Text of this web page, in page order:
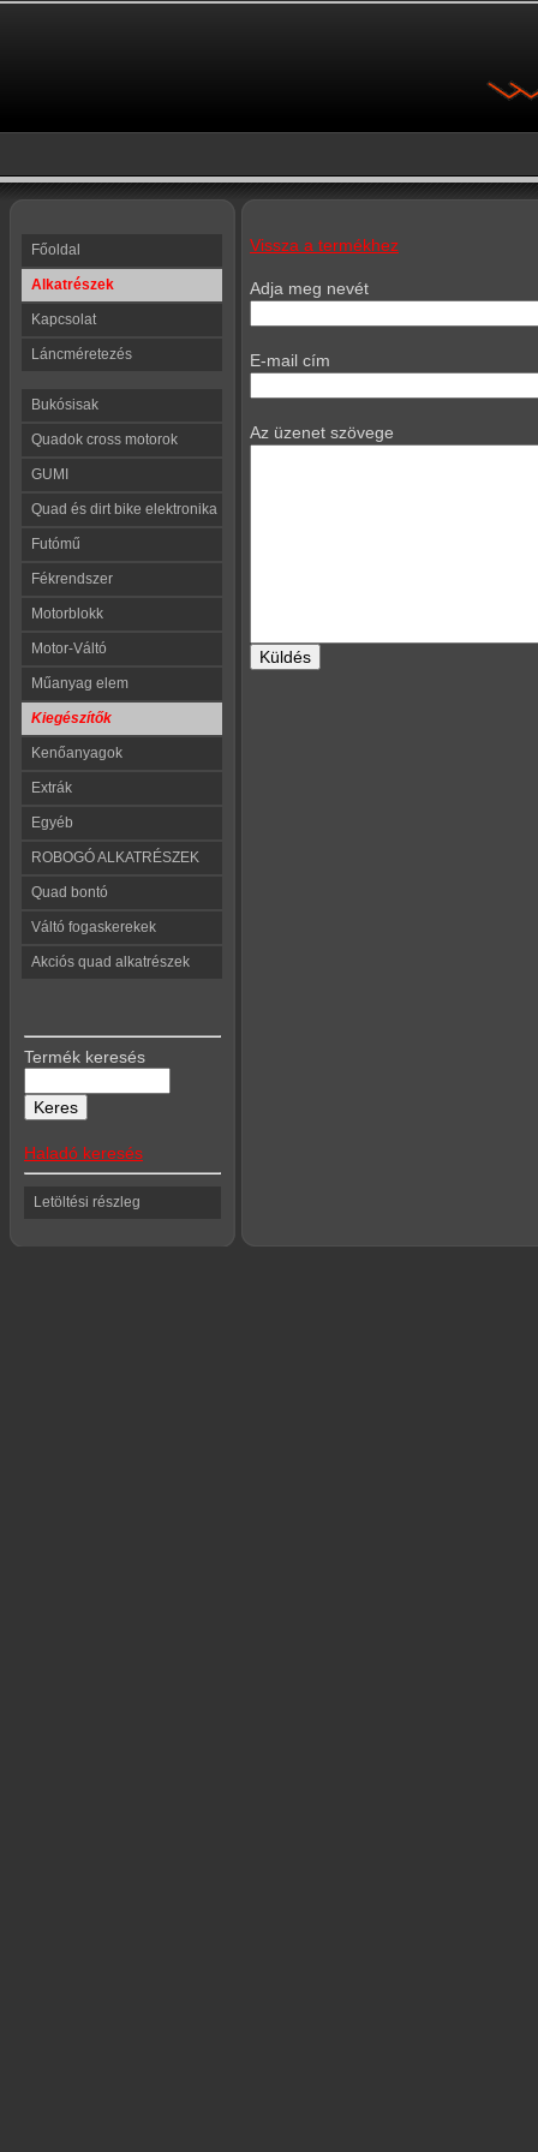
Főoldal
Alkatrészek
Kapcsolat
Láncméretezés
Bukósisak
Quadok cross motorok
GUMI
Quad és dirt bike elektronika
Futómű
Fékrendszer
Motorblokk
Motor-Váltó
Műanyag elem
Kiegészítők
Kenőanyagok
Extrák
Egyéb
ROBOGÓ ALKATRÉSZEK
Quad bontó
Váltó fogaskerekek
Akciós quad alkatrészek
Termék keresés
Haladó keresés
Letöltési részleg
Vissza a termékhez
Adja meg nevét
E-mail cím
Az üzenet szövege